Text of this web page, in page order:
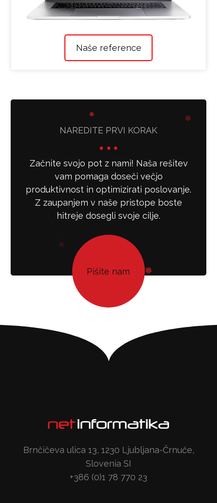
Naše reference
NAREDITE PRVI KORAK
Začnite svojo pot z nami! Naša rešitev
vam pomaga doseči večjo
produktivnost in optimizirati poslovanje.
Z zaupanjem v naše pristope boste
hitreje dosegli svoje cilje.
Pišite nam
Brnčičeva ulica 13, 1230 Ljubljana-Črnuče,
Slovenia SI
+386 (0)1 78 770 23